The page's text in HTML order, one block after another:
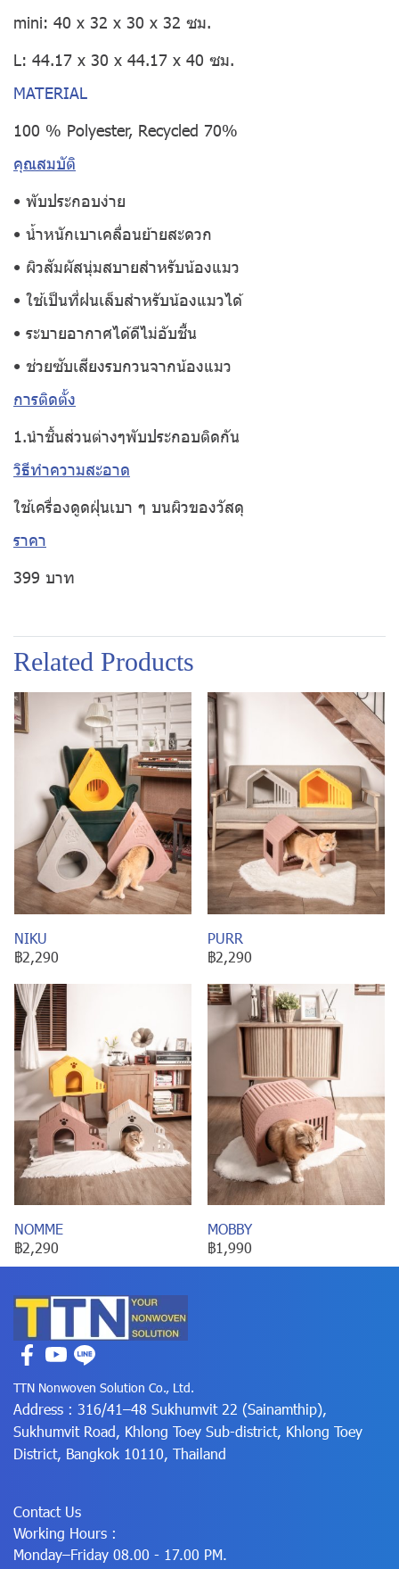
mini: 40 x 32 x 30 x 32 ซม.
L: 44.17 x 30 x 44.17 x 40 ซม.
MATERIAL
100 % Polyester, Recycled 70%
คุณสมบัติ
• พับประกอบง่าย
• น้ำหนักเบาเคลื่อนย้ายสะดวก
• ผิวสัมผัสนุ่มสบายสำหรับน้องแมว
• ใช้เป็นที่ฝนเล็บสำหรับน้องแมวได้
• ระบายอากาศได้ดีไม่อับชื้น
• ช่วยซับเสียงรบกวนจากน้องแมว
การติดตั้ง
1.นำชิ้นส่วนต่างๆพับประกอบติดกัน
วิธีทำความสะอาด
ใช้เครื่องดูดฝุ่นเบา ๆ บนผิวของวัสดุ
ราคา
399 บาท
Related Products
NIKU
฿2,290
PURR
฿2,290
NOMME
฿2,290
MOBBY
฿1,990
TTN Nonwoven Solution Co., Ltd.
Address : 316/41–48 Sukhumvit 22 (Sainamthip),
Sukhumvit Road, Khlong Toey Sub-district, Khlong Toey
District, Bangkok 10110, Thailand
Contact Us
Working Hours :
Monday–Friday 08.00 - 17.00 PM.